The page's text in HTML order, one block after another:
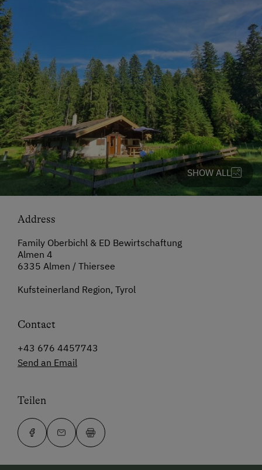
SHOW ALL
Address
Family Oberbichl & ED Bewirtschaftung
Almen 4
6335 Almen / Thiersee
Kufsteinerland Region, Tyrol
Contact
+43 676 4457743
Send an Email
Teilen